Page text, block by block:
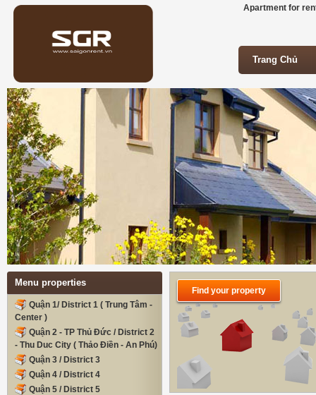
Apartment for
Trang Chủ
Trang Chủ
Menu properties
Quận 1/ District 1 ( Trung Tâm -
Center )
Quận 2 - TP Thủ Đức / District 2
- Thu Duc City ( Thảo Điền - An Phú)
Quận 3 / District 3
Quận 4 / District 4
Quận 5 / District 5
Find your property